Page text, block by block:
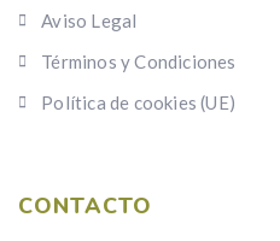
Aviso Legal
Términos y Condiciones
Política de cookies (UE)
CONTACTO